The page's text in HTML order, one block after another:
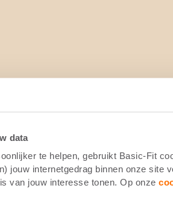
data
te helpen, gebruikt Basic-Fit
jouw internetgedrag binnen onze site
van jouw interesse tonen. Op onze